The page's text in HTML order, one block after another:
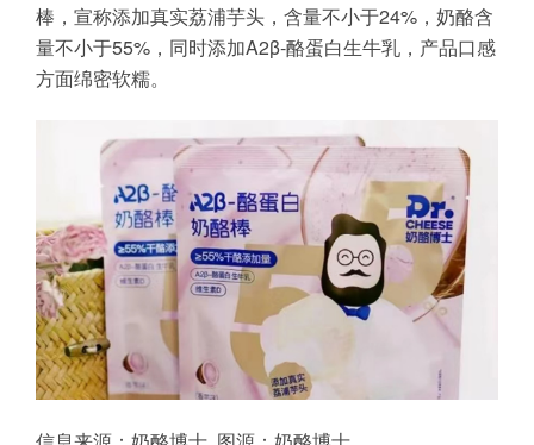
棒，宣称添加真实荔浦芋头，含量不小于24%，奶酪含
量不小于55%，同时添加A2β-酪蛋白生牛乳，产品口感
方面绵密软糯。